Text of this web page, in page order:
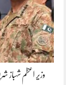
وزیر اعظم